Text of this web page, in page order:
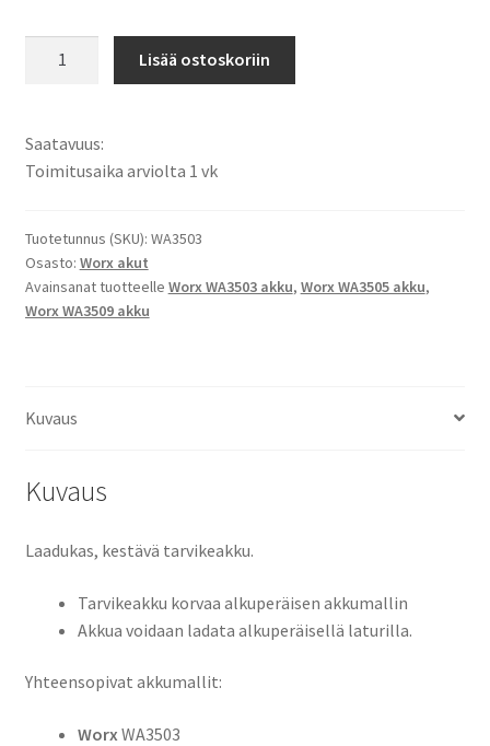
WU280,
WU280.9,
WU905,
WU924,
WX125,
WX125.1,
WX125.6,
WX125.M,
WX128,
WX283.3,
WX382,
WX382.2,
Lisää ostoskoriin
Saatavuus:
Toimitusaika arviolta 1 vk
Tuotetunnus (SKU): WA3503
Osasto: Worx akut
Avainsanat tuotteelle Worx WA3503 akku, Worx WA3505 akku,
Worx WA3509 akku
Kuvaus
Kuvaus
Laadukas, kestävä tarvikeakku.
Tarvikeakku korvaa alkuperäisen akkumallin
Akkua voidaan ladata alkuperäisellä laturilla.
Yhteensopivat akkumallit:
WorxWA3503